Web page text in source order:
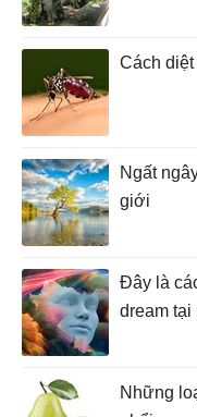
Cách
Ngất
giới
Đây là
dream tại
Những